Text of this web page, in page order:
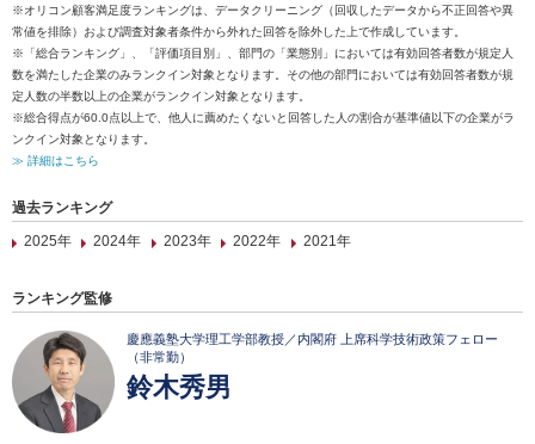
※オリコン顧客満足度ランキングは、データクリーニング（回収したデータから不正回答や異
常値を排除）および調査対象者条件から外れた回答を除外した上で作成しています。
※「総合ランキング」、「評価項目別」、部門の「業態別」においては有効回答者数が規定人
数を満たした企業のみランクイン対象となります。その他の部門においては有効回答者数が規
定人数の半数以上の企業がランクイン対象となります。
※総合得点が60.0点以上で、他人に薦めたくないと回答した人の割合が基準値以下の企業がラ
ンクイン対象となります。
≫ 詳細はこちら
過去ランキング
2025年
2024年 2023年 2022年 2021年
ランキング監修
慶應義塾大学理工学部教授／内閣府 上席科学技術政策フェロー
（非常勤）
鈴木秀男